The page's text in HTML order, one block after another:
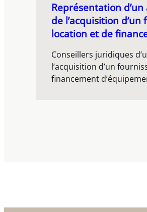
Représentation
de l’acquisition
location et de
Conseillers juridiques
l’acquisition d’un
financement